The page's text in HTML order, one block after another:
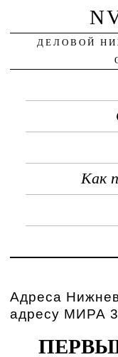
ДЕЛОВОЙ
Как
Адреса
адресу МИРА